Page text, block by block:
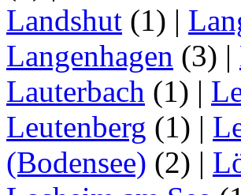
Landshut (1) |
Langenhagen (3) |
Lauterbach (1) |
Leutenberg (1) |
(Bodensee) (2) |